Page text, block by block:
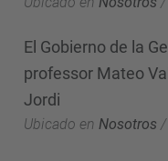
El Gobierno de la
professor Mateo
Jordi
Ubicado en Nosotros /